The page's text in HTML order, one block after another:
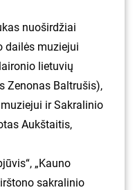
nuoširdžiai
dailės muziejui
lietuvių
Zenonas Baltrušis),
ir Sakralinio
Aukštaitis,
„Kauno
sakralinio